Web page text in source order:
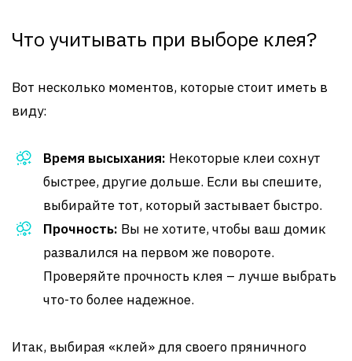
Что учитывать при выборе клея?
Вот несколько моментов, которые стоит иметь в
виду:
Время высыхания: Некоторые клеи сохнут
быстрее, другие дольше. Если вы спешите,
выбирайте тот, который застывает быстро.
Прочность: Вы не хотите, чтобы ваш домик
развалился на первом же повороте.
Проверяйте прочность клея – лучше выбрать
что-то более надежное.
Итак, выбирая «клей» для своего пряничного